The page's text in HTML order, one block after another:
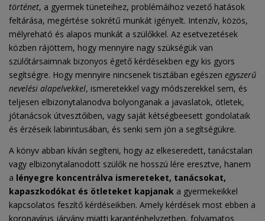
történet, a gyermek tüneteihez, problémáihoz vezető hatások
feltárása, megértése sokrétű munkát igényelt. Intenzív, közös,
mélyreható és alapos munkát a szülőkkel. Az esetvezetések
közben rájöttem, hogy mennyire nagy szükségük van
szülőtársaimnak bizonyos égető kérdésekben egy kis gyors
segítségre. Hogy mennyire nincsenek tisztában egészen egyszerű
nevelési alapelvekkel, ismeretekkel vagy módszerekkel sem, és
teljesen elbizonytalanodva bolyonganak a javaslatok, ötletek,
jótanácsok útvesztőiben, vagy saját kétségbeesett gondolataik
és érzéseik labirintusában, és senki sem jön a segítségükre.
A könyv abban kíván segíteni, hogy az elkeseredett, tanácstalan
vagy elbizonytalanodott szülők ne hosszú lére eresztve, hanem
a lényegre koncentrálva ismereteket, tanácsokat,
kapaszkodókat és ötleteket kapjanak a gyermekeikkel
kapcsolatos feszítő kérdéseikben. Amely kérdések most ebben a
koronavírus járvány miatti karanténhelyzetben, folyamatos